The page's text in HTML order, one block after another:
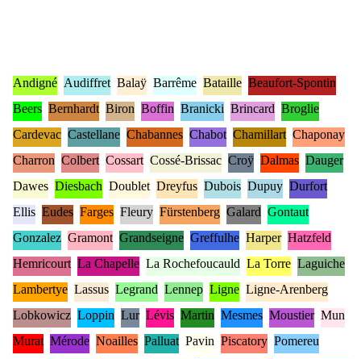
Andigné Audiffret Balaÿ Barrême Bataille Beaufort-Spontin
Beers Bernhardt Biron Boffin Branicki Brincard Broglie
Cardevac Castellane Chabannes Chabot Chamillart Chaponay
Charron Colbert Cossart Cossé-Brissac Croÿ Dalmas Dauger
Dawes Diesbach Doublet Dreyfus Dubois Dupuy Durfort
Ellis Eudes Farges Fleury Fürstenberg Galard Gontaut
Gonzalez Gramont Grandseigne Greffulhe Harper Hatzfeld
Hemricourt La Chapelle La Rochefoucauld La Torre Laguiche
Lambertye Lassus Legrand Lennep Ligne Ligne-Arenberg
Lobkowicz Loppin Lur Lévis Martin Mesmes Moustier Mun
Murat Mérode Noailles Palluat Pavin Piscatory Pomereu